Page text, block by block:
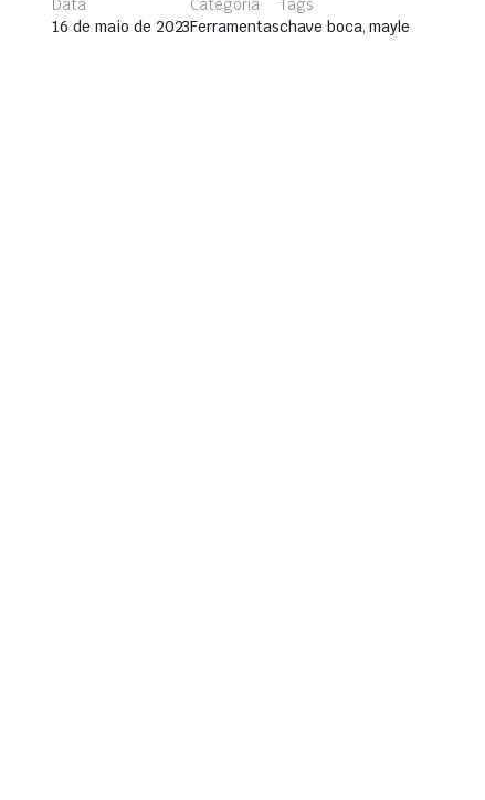
Data
16 de maio de 2023
Categoria
Ferramentas
Tags
chave boca, mayle